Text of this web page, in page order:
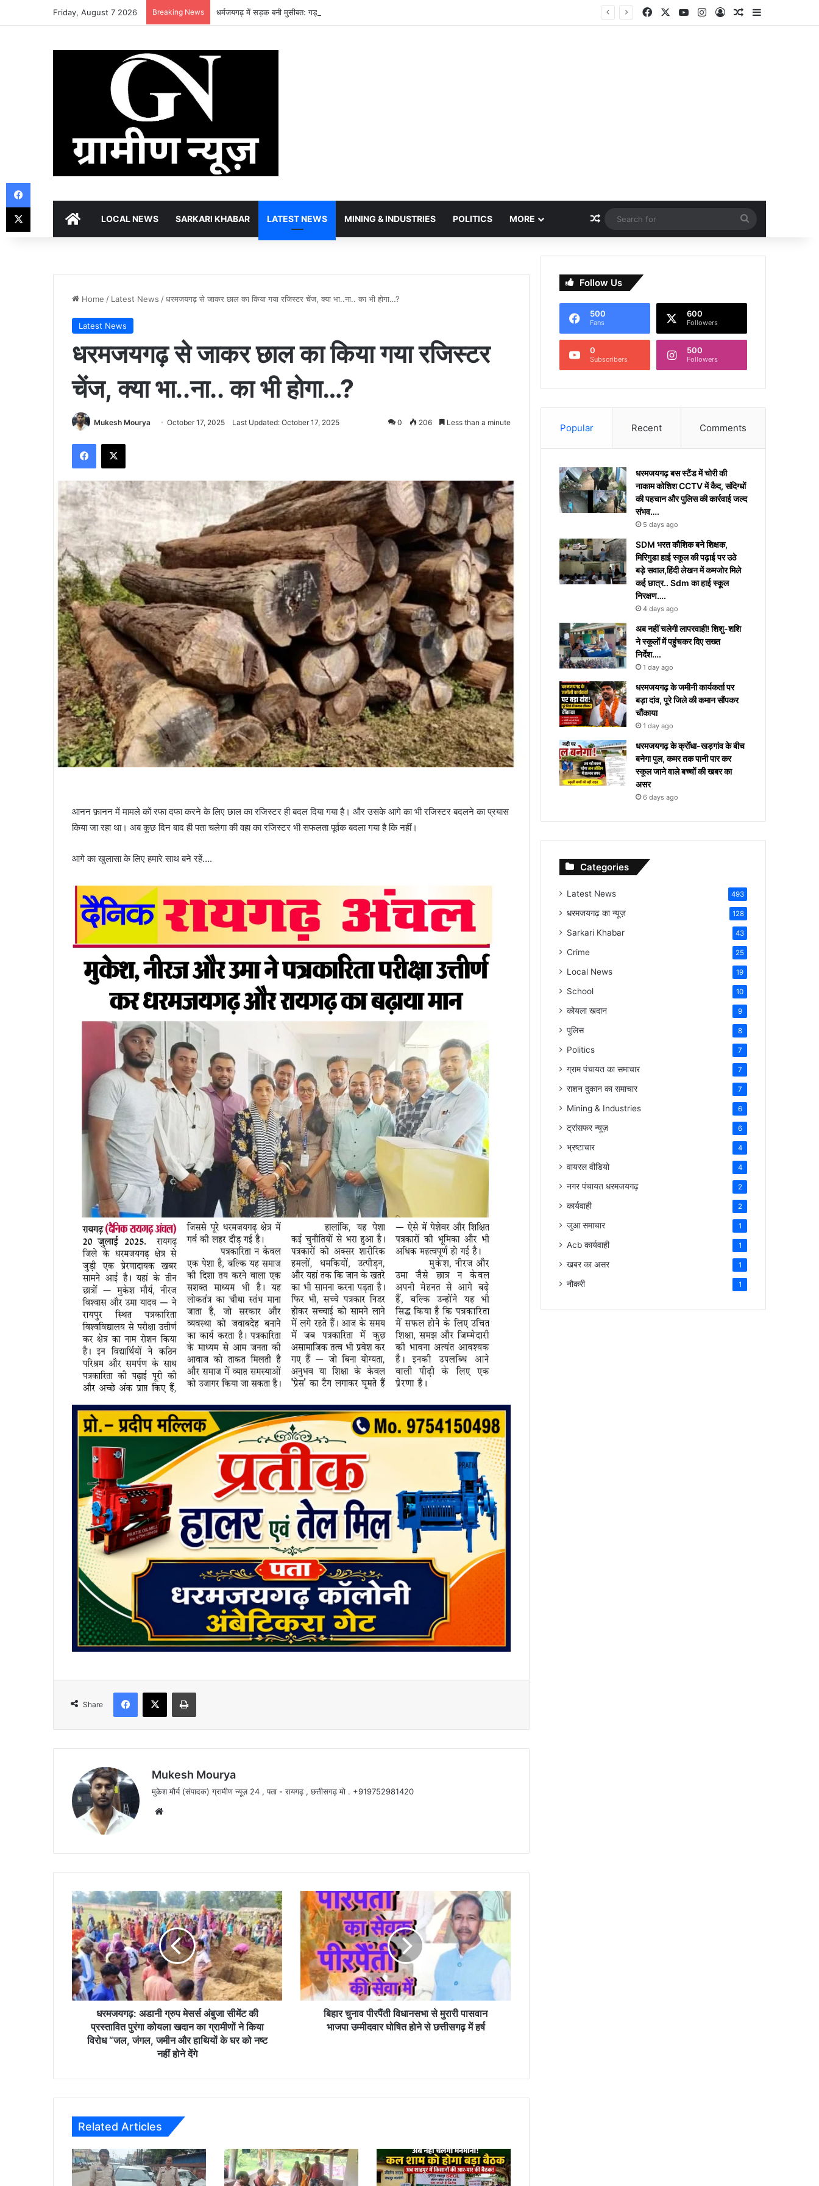
Friday, August 7 2026 Breaking News धर्मजयगढ़ में सड़क बनी मुसीबत: गड्ढों से भरे मार्ग पर रोज दांव पर लग रही लोगों की जान FacebookYouTubeInstagram
Log InRandom Article
Sidebar
HOMELOCAL NEWS SARKARI KHABAR LATEST NEWS MINING & INDUSTRIES POLITICS MORE Random Article
for
Home / Latest News /धरमजयगढ़ से जाकर छाल का किया गया रजिस्टर चेंज, क्या भा..ना.. का भी होगा…?
Latest News
धरमजयगढ़ से जाकर छाल का किया गया रजिस्टर
चेंज, क्या भा..ना.. का भी होगा…?
Mukesh Mourya October 17, 2025 Last Updated: October 17, 2025 0 206 Less than a minute
Facebook
X
आनन फ़ानन में मामले कों रफा दफा करने के लिए छाल का रजिस्टर ही बदल दिया गया है। और उसके आगे का भी रजिस्टर बदलने का प्रयास
किया जा रहा था। अब कुछ दिन बाद ही पता चलेगा की वहा का रजिस्टर भी सफलता पूर्वक बदला गया है कि नहीं।
आगे का खुलासा के लिए हमारे साथ बने रहें….
Share
Facebook
X Print
Mukesh Mourya
मुकेश मौर्य (संपादक) ग्रामीण न्यूज़ 24 , पता - रायगढ़ , छत्तीसगढ़ मो . +919752981420
धरमजयगढ़:
अडानी
ग्रुप
मेसर्स
अंबुजा
सीमेंट
की
प्रस्तावित
पुरंगा
“जल,
जमीन
और
हाथियों
के
धरमजयगढ़: अडानी ग्रुप मेसर्स अंबुजा सीमेंट की
प्रस्तावित पुरंगा कोयला खदान का ग्रामीणों ने किया
विरोध “जल, जंगल, जमीन और हाथियों के घर को नष्ट
नहीं होने देंगे
बिहार
चुनाव
पीरपैंती
विधानसभा
से
मुरारी
पासवान
भाजपा
उम्मीदवार
बिहार चुनाव पीरपैंती विधानसभा से मुरारी पासवान
भाजपा उम्मीदवार घोषित होने से छत्तीसगढ़ में हर्ष
Related Articles
Follow Us
500
Fans
600
Followers
0
Subscribers
500
Followers
Popular Recent Comments
धरमजयगढ़ बस स्टैंड में चोरी की
नाकाम कोशिश CCTV में कैद, संदिग्धों
की पहचान और पुलिस की कार्रवाई जल्द
संभव….
5 days ago
​SDM भरत कौशिक बने शिक्षक,
मिरिगुडा हाई स्कूल की पढ़ाई पर उठे
बड़े सवाल,हिंदी लेखन में कमजोर मिले
कई छात्र.. Sdm का हाई स्कूल
निरक्षण….
4 days ago
अब नहीं चलेगी लापरवाही! शिशु-शशि
ने स्कूलों में पहुंचकर दिए सख्त
निर्देश….
1 day ago
धरमजयगढ़ के जमीनी कार्यकर्ता पर
बड़ा दांव, पूरे जिले की कमान सौंपकर
चौंकाया
1 day ago
धरमजयगढ़ के क्रोँधा-खड़गांव ​के बीच
बनेगा पुल, कमर तक पानी पार कर
स्कूल जाने वाले बच्चों की खबर का
असर​
6 days ago
Categories
Latest News 493
धरमजयगढ़ का न्यूज़ 128
Sarkari Khabar 43
Crime 25
Local News 19
School 10
कोयला खदान 9
पुलिस 8
Politics 7
ग्राम पंचायत का समाचार 7
राशन दुकान का समाचार 7
Mining & Industries 6
ट्रांसफर न्यूज़ 6
भ्रष्टाचार 4
वायरल वीडियो 4
नगर पंचायत धरमजयगढ़ 2
कार्यवाही 2
जुआ समाचार 1
Acb कार्यवाही 1
खबर का असर 1
नौकरी 1
Facebook
X